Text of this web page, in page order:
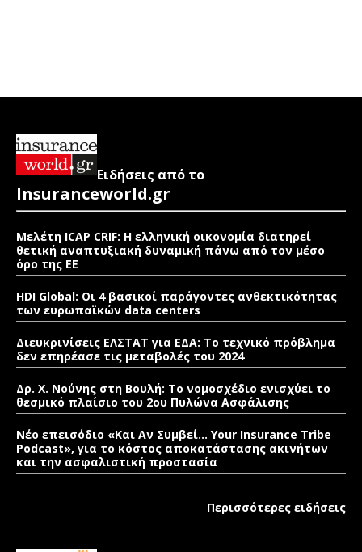
Ειδήσεις από το
Insuranceworld.gr
Μελέτη ICAP CRIF: Η ελληνική οικονομία διατηρεί
θετική αναπτυξιακή δυναμική πάνω από τον μέσο
όρο της ΕΕ
HDI Global: Οι 4 βασικοί παράγοντες ανθεκτικότητας
των ευρωπαϊκών data centers
Διευκρινίσεις ΕΛΣΤΑΤ για ΕΔΑ: Το τεχνικό πρόβλημα
δεν επηρέασε τις μεταβολές του 2024
Δρ. Χ. Νούνης στη Βουλή: Το νομοσχέδιο ενισχύει το
θεσμικό πλαίσιο του 2ου Πυλώνα Ασφάλισης
Νέο επεισόδιο «Και Αν Συμβεί… Your Insurance Tribe
Podcast», για το κόστος αποκατάστασης ακινήτων
και την ασφαλιστική προστασία
Περισσότερες ειδήσεις